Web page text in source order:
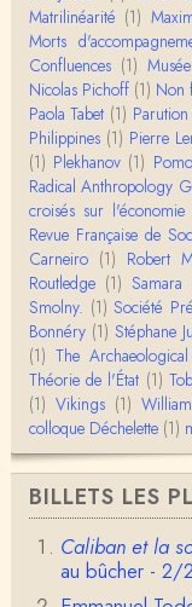
Merci
âtons-à-
Momo
mage
Merci
sur les
l…
en tant
Envoyez
anne
Bonjour,
ain
Claude
Bonjour
Matrilinéarité (1)
Morts
Confluences (1)
Nicolas Pichoff (1) Non
Paola Tabet (1) Parution
Philippines (1) Pierre
(1) Plekhanov (1) Pomo
Radical Anthropology
croisés sur l'économie
Revue Française de
Carneiro (1) Robert
Routledge (1) Samara
Smolny. (1) Société
Bonnéry (1) Stéphane
(1) The
Théorie de l'État (1)
(1) Vikings (1)
colloque Déchelette (1)
BILLETS LES
Caliban et la
au bûcher - 2/2